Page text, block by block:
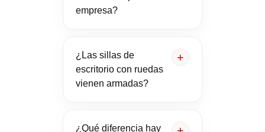
empresa?
¿Las sillas de
escritorio con ruedas
vienen armadas?
¿Qué diferencia hay